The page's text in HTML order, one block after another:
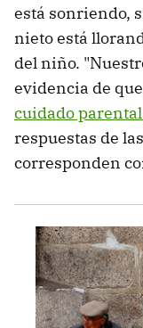
está sonriendo,
nieto está
del niño.
evidencia de
cuidado
respuestas de
corresponden